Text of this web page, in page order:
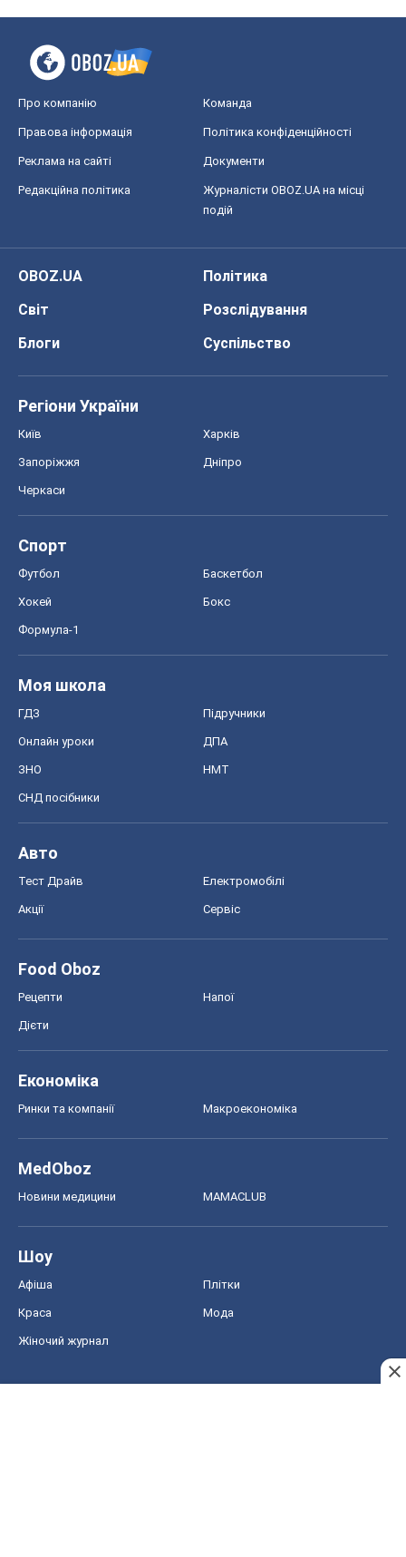
Про компанію Команда
Правова інформація Політика конфіденційності
Реклама на сайті Документи
Редакційна політика
Журналісти OBOZ.UA на місці
подій
OBOZ.UA
Політика
Світ
Розслідування
Блоги
Суспільство
Регіони України
Київ Харків
Запоріжжя Дніпро
Черкаси
Спорт
Футбол Баскетбол
Хокей Бокс
Формула-1
Моя школа
ГДЗ Підручники
Онлайн уроки ДПА
ЗНО НМТ
СНД посібники
Авто
Тест Драйв Електромобілі
Акції Сервіс
Food Oboz
Рецепти Напої
Дієти
Економіка
Ринки та компанії Макроекономіка
MedOboz
Новини медицини MAMACLUB
Шоу
Афіша Плітки
Краса Мода
Жіночий журнал